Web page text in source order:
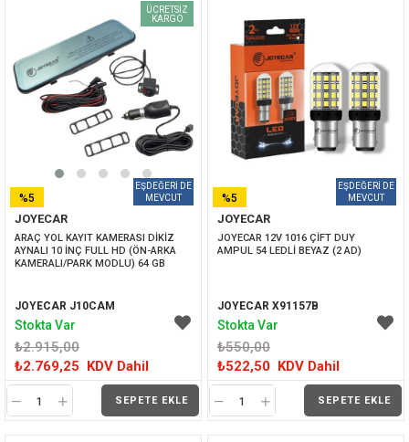
JOYECAR
ARAÇ YOL KAYIT KAMERASI DİKİZ
AYNALI 10 İNÇ FULL HD (ÖN-ARKA
KAMERALI/PARK MODLU) 64 GB
JOYECAR J10CAM
₺2.915,00
₺2.769,25 KDV Dahil
SEPETE EKLE
%5
İNDIRIM
ÜCRETSIZ
KARGO
Stokta Var
JOYECAR
JOYECAR 12V 1016 ÇİFT DUY
AMPUL 54 LEDLİ BEYAZ (2 AD)
JOYECAR X91157B
₺550,00
₺522,50 KDV Dahil
SEPETE EKLE
%5
İNDIRIM
Stokta Var